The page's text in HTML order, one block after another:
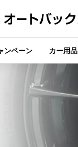
ンペーン カー用品